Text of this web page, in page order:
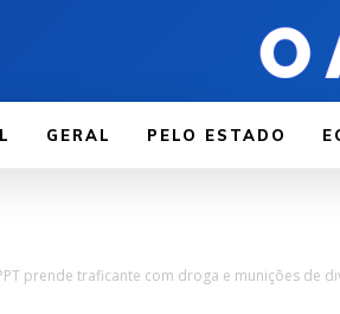
GERAL PELO ESTADO
prende traficante com droga e munições de